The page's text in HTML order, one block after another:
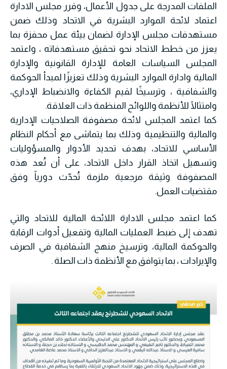
الملفات المدرجة على جدول الأعمال، وقرر مجلس الادارة
اعتماد لائحة الموارد البشرية في الاتحاد وذلك ضمن
مستهدفات مجلس الإدارة لضمان بيئة عمل محفزة بما
يعزز من خطط الاتحاد نحو تحقيق مستهدفاته ، واعتمد
المجلس السياسات العامة للإدارة القانونية والإدارة
المالية وادارة الموارد البشرية وذلك تعزيزًا لمبدأ الحوكمة
والشفافية ، وترسيخًا لقيم الكفاءة والانضباط الإداري،
وامتثالًا للأنظمة واللوائح المنظمة ذات العلاقة.
كما اعتمد المجلس لائحة مصفوفة الصلاحيات الإدارية
والمالية والتنظيمية وذلك بما يتماشى مع أحكام النظام
الأساسي للاتحاد، بهدف تحديد الأدوار والمسؤوليات
وتسهيل اتخاذ القرار داخل الاتحاد، على أن تُعد هذه
المصفوفة وثيقة مرجعية ملزمة تُحدّث دورياً وفق
مقتضيات العمل.
كما اعتمد مجلس الادارة اللائحة المالية للاتحاد والتي
تهدف إلى ضبط العمليات المالية وتفعيل أدوات الرقابة
والحوكمة المالية، وترسيخ منهج الشفافية في الصرف
والإيرادات ، بما يتوافق مع الأنظمة ذات الصلة .